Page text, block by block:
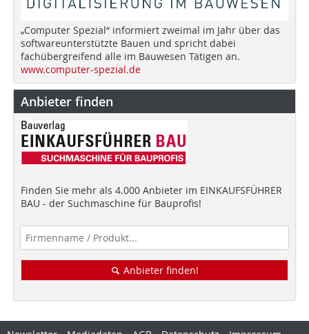
„Computer Spezial“ informiert zweimal im Jahr über das
softwareunterstützte Bauen und spricht dabei
fachübergreifend alle im Bauwesen Tätigen an.
www.computer-spezial.de
Anbieter finden
Finden Sie mehr als 4.000 Anbieter im EINKAUFSFÜHRER
BAU - der Suchmaschine für Bauprofis!
Anbieter finden!